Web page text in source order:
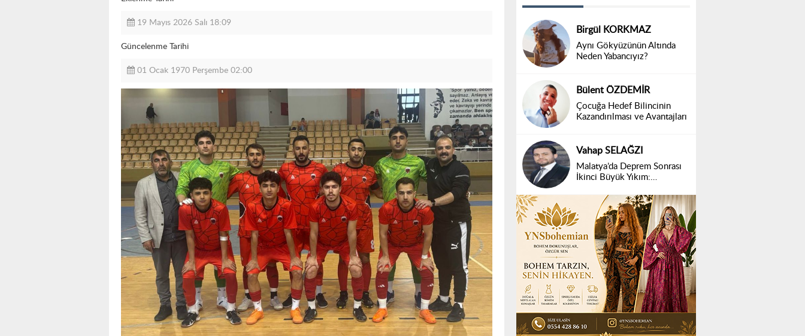
19 Mayıs 2026 Salı 18:09
Güncelenme Tarihi
01 Ocak 1970 Perşembe 02:00
Birgül KORKMAZ
Aynı Gökyüzünün Altında
Neden Yabancıyız?
Bülent ÖZDEMİR
Çocuğa Hedef Bilincinin
Kazandırılması ve Avantajları
Vahap SELAĞZI
Malatya’da Deprem Sonrası
İkinci Büyük Yıkım: